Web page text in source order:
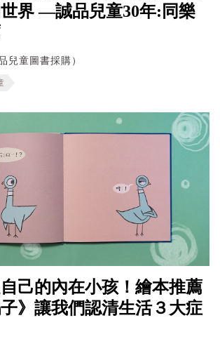
界 —誠品兒童30年:同樂
兒童圖書採購）
己的內在小孩！繪本推薦
子》讓我們認清生活３大症